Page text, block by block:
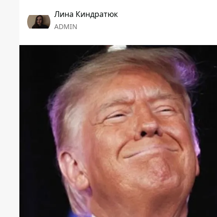
Лина Киндратюк
ADMIN